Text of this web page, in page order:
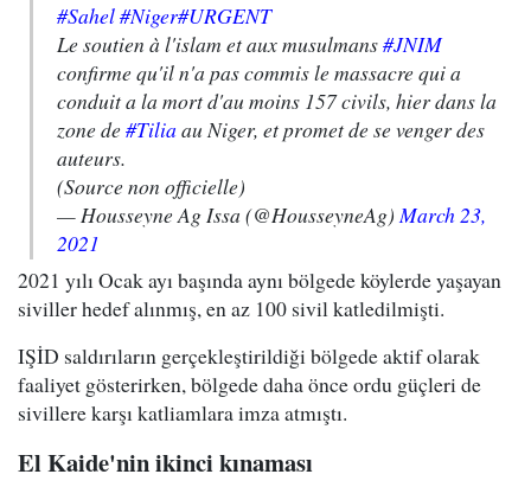
#Sahel#Niger#URGENT
Le soutien à l'islam et aux musulmans#JNIM
confirme qu'il n'a pas commis le massacre qui a
conduit a la mort d'au moins 157 civils, hier dans la
zone de#Tiliaau Niger, et promet de se venger des
auteurs.
(Source non officielle)
— Housseyne Ag Issa (@HousseyneAg)March 23,
2021
2021 yılı Ocak ayı başında aynı bölgede köylerde yaşayan
siviller hedef alınmış, en az 100 sivil katledilmişti.
IŞİD saldırıların gerçekleştirildiği bölgede aktif olarak
faaliyet gösterirken, bölgede daha önce ordu güçleri de
sivillere karşı katliamlara imza atmıştı.
El Kaide'nin ikinci kınaması